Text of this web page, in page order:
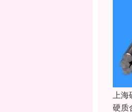
上海
硬质